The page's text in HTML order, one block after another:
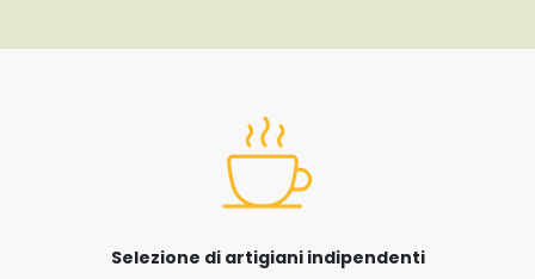
Selezione di artigiani indipendenti